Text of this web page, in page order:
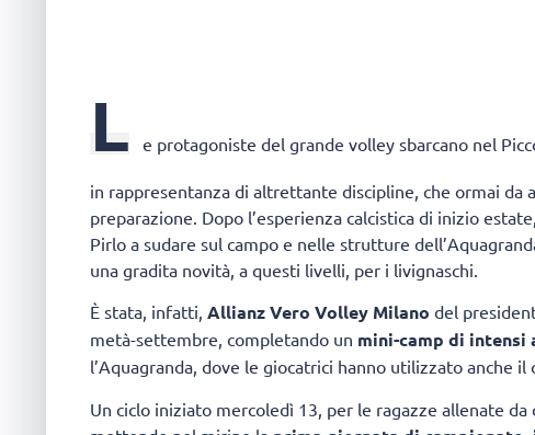
L e protagoniste del grande volley sbarcano nel
in rappresentanza di altrettante discipline, che ormai da
preparazione. Dopo l’esperienza calcistica di inizio
Pirlo a sudare sul campo e nelle strutture
una gradita novità, a questi livelli, per i livignaschi.
È stata, infatti, Allianz Vero Volley Milano del
metà-settembre, completando un mini-camp di intensi
l’Aquagranda, dove le giocatrici hanno utilizzato anche il
Un ciclo iniziato mercoledì 13, per le ragazze allenate da